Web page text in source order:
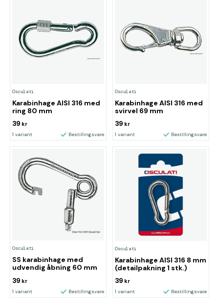
Osculati
Karabinhage AISI 316 med
ring 80 mm
39 kr
1 variant Bestillingsvare
Osculati
Karabinhage AISI 316 med
svirvel 69 mm
39 kr
1 variant Bestillingsvare
Osculati
SS karabinhage med
udvendig åbning 60 mm
39 kr
1 variant Bestillingsvare
Osculati
Karabinhage AISI 316 8 mm
(detailpakning 1 stk.)
39 kr
1 variant Bestillingsvare